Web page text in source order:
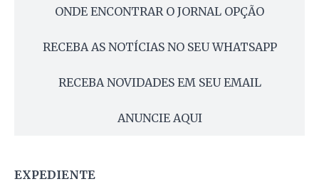
ONDE ENCONTRAR O JORNAL OPÇÃO
RECEBA AS NOTÍCIAS NO SEU WHATSAPP
RECEBA NOVIDADES EM SEU EMAIL
ANUNCIE AQUI
EXPEDIENTE